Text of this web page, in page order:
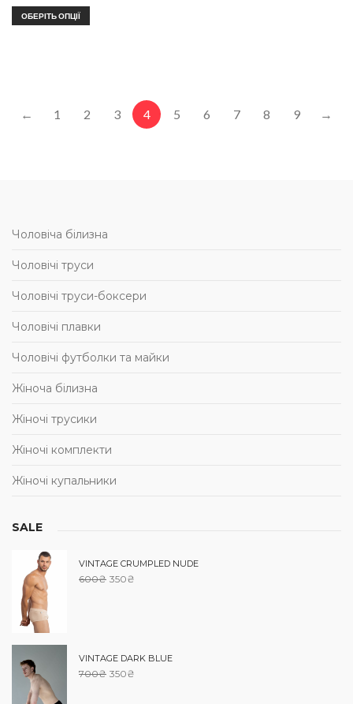
ОБЕРІТЬ ОПЦІЇ
← 1 2 3 4 5 6 7 8 9 →
Чоловіча білизна
Чоловічі труси
Чоловічі труси-боксери
Чоловічі плавки
Чоловічі футболки та майки
Жіноча білизна
Жіночі трусики
Жіночі комплекти
Жіночі купальники
SALE
VINTAGE CRUMPLED NUDE
600₴ 350₴
VINTAGE DARK BLUE
700₴ 350₴